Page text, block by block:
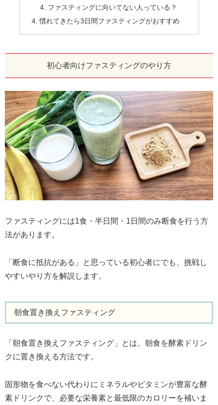
ファスティングに向いてない人っている？
慣れてきたら3日間ファスティングがおすすめ
初心者向けファスティングのやり方
ファスティングには1食・半日間・1日間のみ断食を行う方
法があります。
「断食に抵抗がある」と思っている初心者にでも、挑戦し
やすいやり方を解説します。
朝食置き換えファスティング
「朝食置き換えファスティング」とは、朝食を酵素ドリン
クに置き換える方法です。
固形物を食べない代わりにミネラルやビタミンが豊富な酵
素ドリンクで、必要な栄養素と最低限のカロリーを補いま